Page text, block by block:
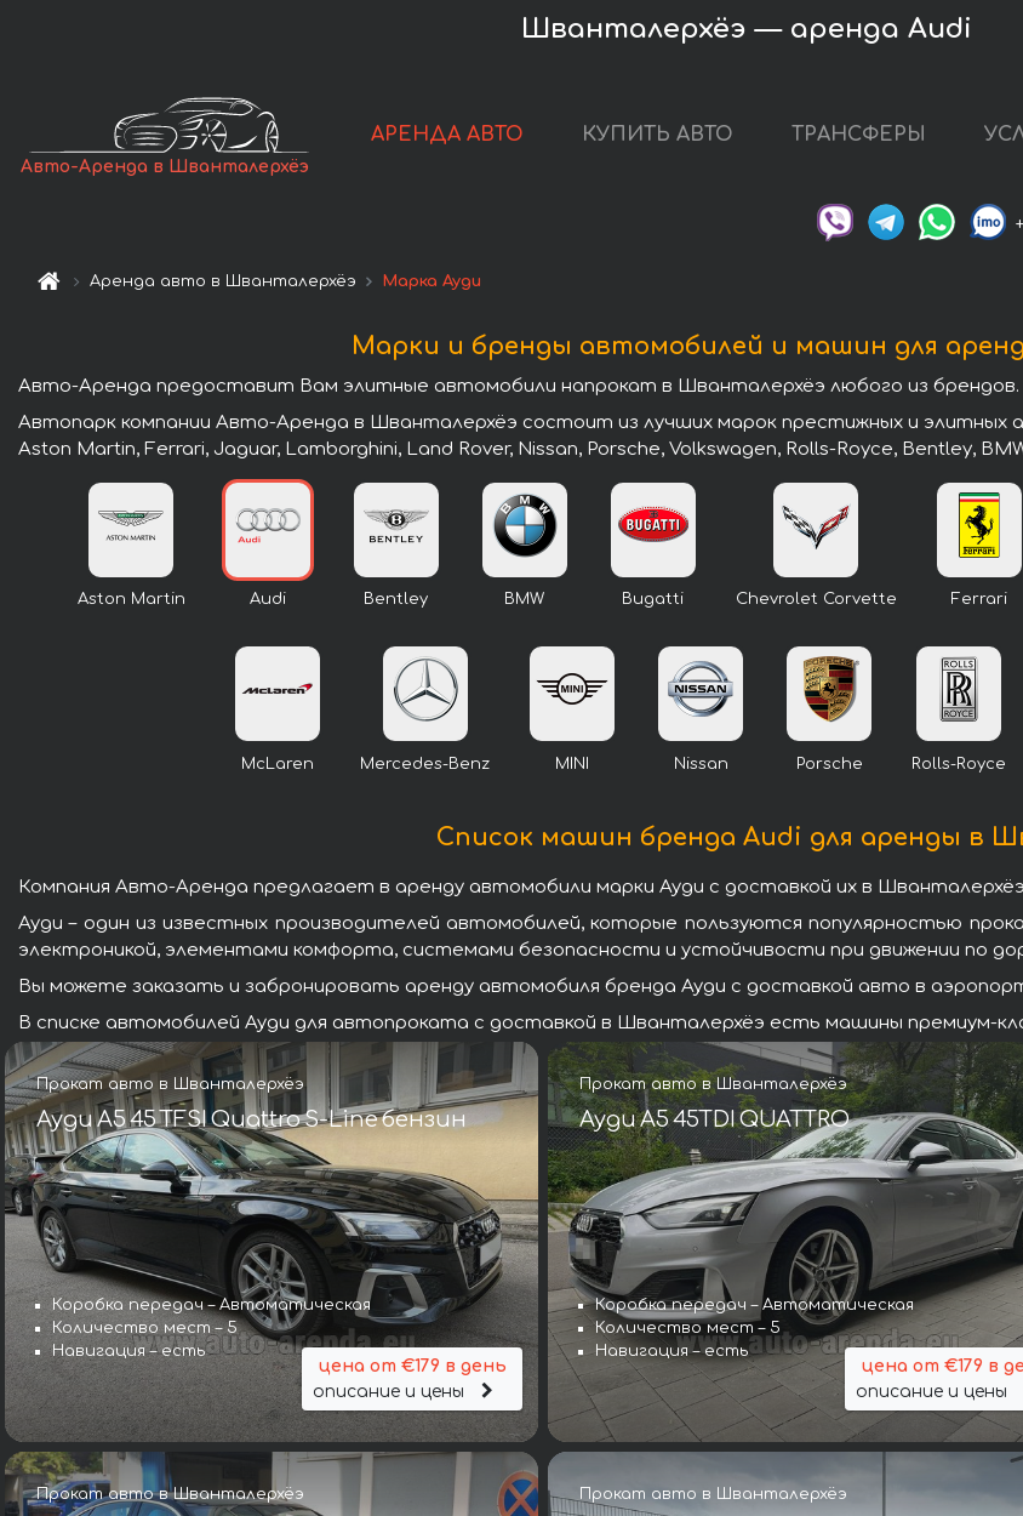
Шванталерхёэ — аренда Audi
Авто-Аренда в Шванталерхёэ
АРЕНДА АВТО КУПИТЬ АВТО ТРАНСФЕРЫ
Аренда авто в Шванталерхёэ Марка Ауди
Марки и бренды автомобилей и машин для
Авто-Аренда предоставит Вам элитные автомобили напрокат в Шванталерхёэ любого из брендов.
Автопарк компании Авто-Аренда в Шванталерхёэ состоит из лучших марок престижных и элитных
Aston Martin, Ferrari, Jaguar, Lamborghini, Land Rover, Nissan, Porsche, Volkswagen, Rolls-Royce, Bentley,
Aston Martin Audi Bentley BMW Bugatti Chevrolet Corvette Ferrari
McLaren Mercedes-Benz MINI Nissan Porsche Rolls-Royce
Список машин бренда Audi для аренды в
Компания Авто-Аренда предлагает в аренду автомобили марки Ауди с доставкой их в
Ауди – один из известных производителей автомобилей, которые пользуются популярностью
электроникой, элементами комфорта, системами безопасности и устойчивости при движении по
Вы можете заказать и забронировать аренду автомобиля бренда Ауди с доставкой авто в
В списке автомобилей Ауди для автопроката с доставкой в Шванталерхёэ есть машины премиум-
Прокат авто в Шванталерхёэ
Ауди A5 45 TFSI Quattro S-Line бензин
Коробка передач – Автоматическая
Количество мест – 5
Навигация – есть
цена от €179 в день
описание и цены
Прокат авто в Шванталерхёэ
Ауди A5 45TDI QUATTRO
Коробка передач – Автоматическая
Количество мест – 5
Навигация – есть
цена от €179 в
описание и цены
Прокат авто в Шванталерхёэ Прокат авто в Шванталерхёэ